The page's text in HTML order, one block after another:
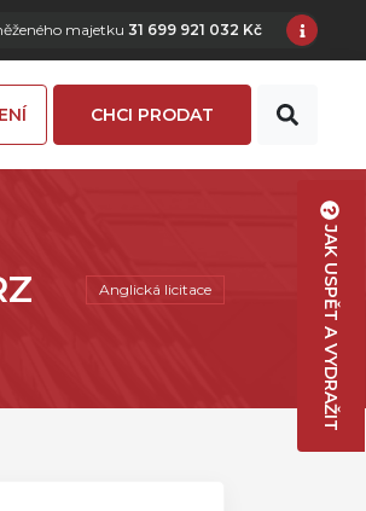
majetku 31 699 921 032 Kč
CHCI PRODAT
Anglická licitace JAK USPĚT A VYDRAŽIT